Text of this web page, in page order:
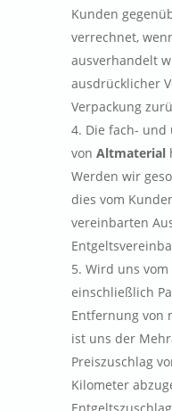
Kunden
verrechnet,
ausverhandelt
ausdrücklicher
Verpackung
Die fach- und
von Altmaterial
Werden wir
dies vom
vereinbarten
Wird uns
einschließlich
Entfernung von
ist uns der
Preiszuschlag
Kilometer